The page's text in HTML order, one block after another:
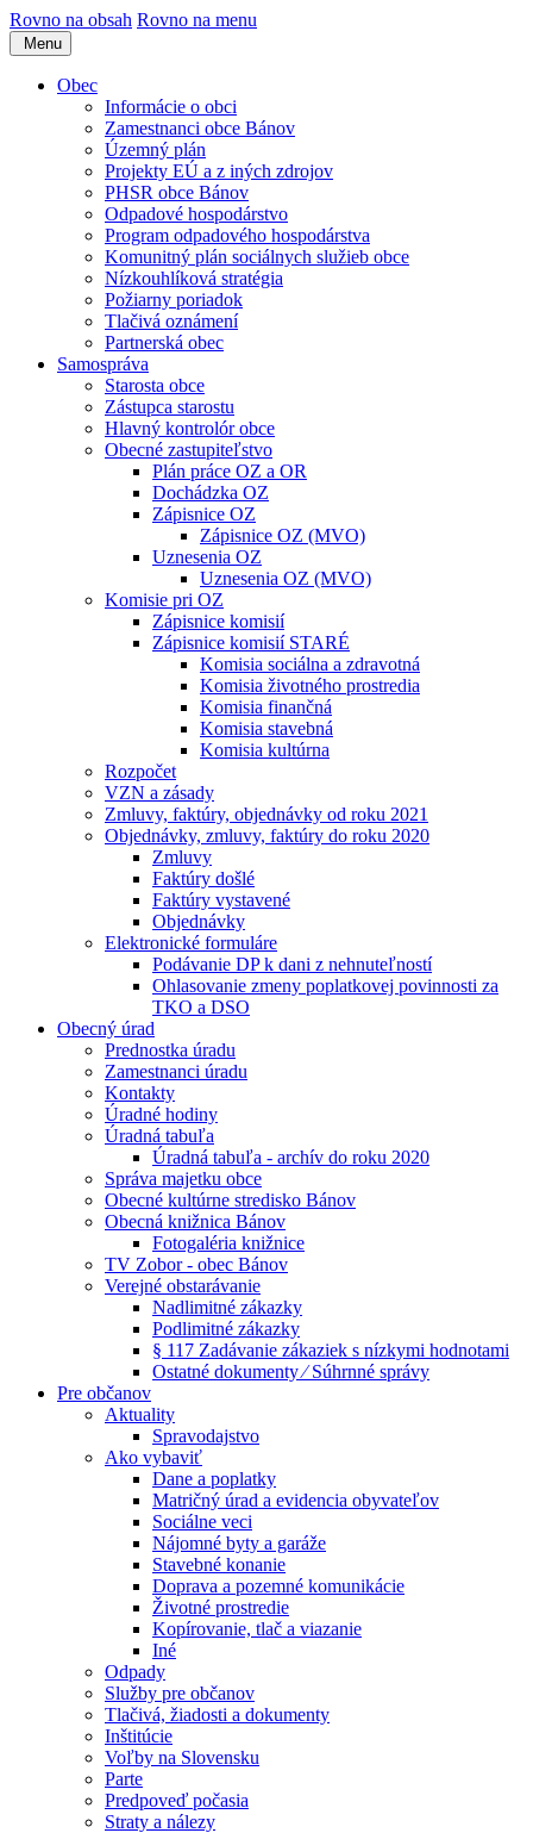
Rovno na obsah Rovno na menu
Menu
Obec
Informácie o obci
Zamestnanci obce Bánov
Územný plán
Projekty EÚ a z iných zdrojov
PHSR obce Bánov
Odpadové hospodárstvo
Program odpadového hospodárstva
Komunitný plán sociálnych služieb obce
Nízkouhlíková stratégia
Požiarny poriadok
Tlačivá oznámení
Partnerská obec
Samospráva
Starosta obce
Zástupca starostu
Hlavný kontrolór obce
Obecné zastupiteľstvo
Plán práce OZ a OR
Dochádzka OZ
Zápisnice OZ
Zápisnice OZ (MVO)
Uznesenia OZ
Uznesenia OZ (MVO)
Komisie pri OZ
Zápisnice komisií
Zápisnice komisií STARÉ
Komisia sociálna a zdravotná
Komisia životného prostredia
Komisia finančná
Komisia stavebná
Komisia kultúrna
Rozpočet
VZN a zásady
Zmluvy, faktúry, objednávky od roku 2021
Objednávky, zmluvy, faktúry do roku 2020
Zmluvy
Faktúry došlé
Faktúry vystavené
Objednávky
Elektronické formuláre
Podávanie DP k dani z nehnuteľností
Ohlasovanie zmeny poplatkovej povinnosti za
TKO a DSO
Obecný úrad
Prednostka úradu
Zamestnanci úradu
Kontakty
Úradné hodiny
Úradná tabuľa
Úradná tabuľa - archív do roku 2020
Správa majetku obce
Obecné kultúrne stredisko Bánov
Obecná knižnica Bánov
Fotogaléria knižnice
TV Zobor - obec Bánov
Verejné obstarávanie
Nadlimitné zákazky
Podlimitné zákazky
§ 117 Zadávanie zákaziek s nízkymi hodnotami
Ostatné dokumenty ⁄ Súhrnné správy
Pre občanov
Aktuality
Spravodajstvo
Ako vybaviť
Dane a poplatky
Matričný úrad a evidencia obyvateľov
Sociálne veci
Nájomné byty a garáže
Stavebné konanie
Doprava a pozemné komunikácie
Životné prostredie
Kopírovanie, tlač a viazanie
Iné
Odpady
Služby pre občanov
Tlačivá, žiadosti a dokumenty
Inštitúcie
Voľby na Slovensku
Parte
Predpoveď počasia
Straty a nálezy